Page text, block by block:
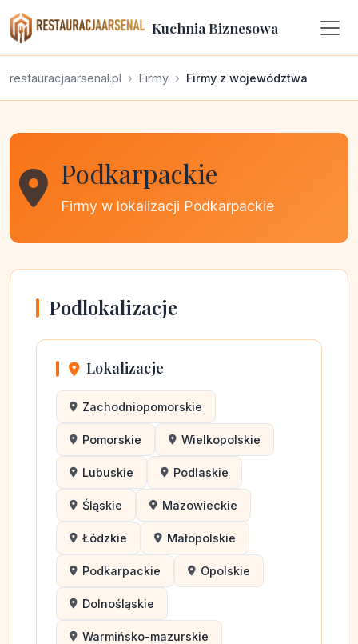
Kuchnia Biznesowa
restauracjaarsenal.pl Firmy Firmy z województwa
Podkarpackie
Firmy w lokalizacji Podkarpackie
Podlokalizacje
Lokalizacje
Zachodniopomorskie
Pomorskie Wielkopolskie
Lubuskie Podlaskie
Śląskie Mazowieckie
Łódzkie Małopolskie
Podkarpackie Opolskie
Dolnośląskie
Warmińsko-mazurskie